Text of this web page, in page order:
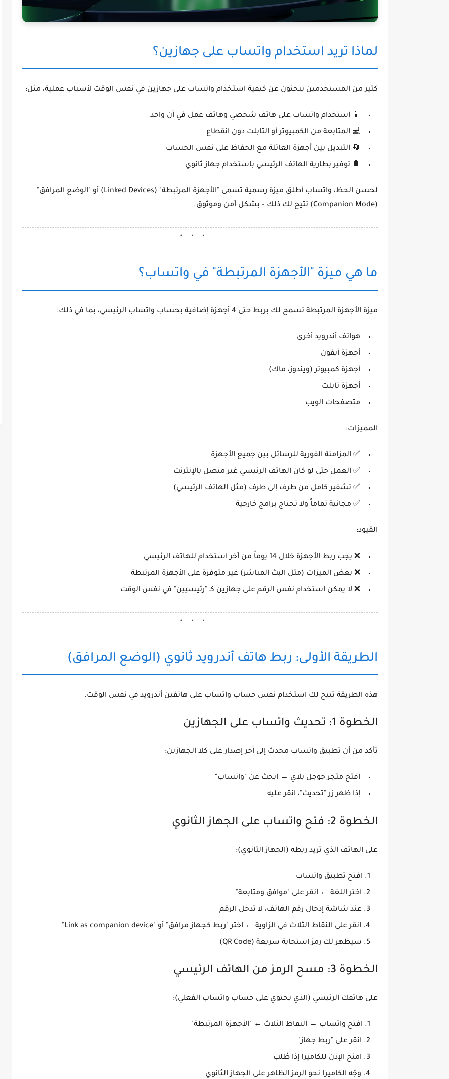
لماذا تريد استخدام واتساب على جهازين؟
كثير من المستخدمين يبحثون عن كيفية استخدام واتساب على جهازين في نفس الوقت لأسباب عملية، مثل:
📱 استخدام واتساب على هاتف شخصي وهاتف عمل في آن واحد
💻 المتابعة من الكمبيوتر أو التابلت دون انقطاع
🔄 التبديل بين أجهزة العائلة مع الحفاظ على نفس الحساب
🔋 توفير بطارية الهاتف الرئيسي باستخدام جهاز ثانوي
لحسن الحظ، واتساب أطلق ميزة رسمية تسمى "الأجهزة المرتبطة" (Linked Devices) أو "الوضع المرافق"
(Companion Mode)
تتيح لك ذلك – بشكل آمن وموثوق.
ما هي ميزة "الأجهزة المرتبطة" في واتساب؟
ميزة الأجهزة المرتبطة تسمح لك بربط حتى 4 أجهزة إضافية بحساب واتساب الرئيسي، بما في ذلك:
هواتف أندرويد أخرى
أجهزة آيفون
أجهزة كمبيوتر (ويندوز، ماك)
أجهزة تابلت
متصفحات الويب
المميزات:
✅ المزامنة الفورية للرسائل بين جميع الأجهزة
✅ العمل حتى لو كان الهاتف الرئيسي غير متصل بالإنترنت
✅ تشفير كامل من طرف إلى طرف (مثل الهاتف الرئيسي)
✅ مجانية تماماً ولا تحتاج برامج خارجية
القيود:
❌ يجب ربط الأجهزة خلال 14 يوماً من آخر استخدام للهاتف الرئيسي
❌ بعض الميزات (مثل البث المباشر) غير متوفرة على الأجهزة المرتبطة
❌ لا يمكن استخدام نفس الرقم على جهازين كـ "رئيسيين" في نفس الوقت
الطريقة الأولى: ربط هاتف أندرويد ثانوي (الوضع المرافق)
هذه الطريقة تتيح لك استخدام نفس حساب واتساب على هاتفين أندرويد في نفس الوقت.
الخطوة 1: تحديث واتساب على الجهازين
تأكد من أن تطبيق واتساب محدث إلى آخر إصدار على كلا الجهازين:
افتح متجر جوجل بلاي ← ابحث عن "واتساب"
إذا ظهر زر "تحديث"، انقر عليه
الخطوة 2: فتح واتساب على الجهاز الثانوي
على الهاتف الذي تريد ربطه (الجهاز الثانوي):
افتح تطبيق واتساب
اختر اللغة ← انقر على "موافق ومتابعة"
عند شاشة إدخال رقم الهاتف، لا تدخل الرقم
انقر على النقاط الثلاث في الزاوية ← اختر"ربط كجهاز مرافق" أو "Link as companion device"
سيظهر لك رمز استجابة سريعة (QR Code)
الخطوة 3: مسح الرمز من الهاتف الرئيسي
على هاتفك الرئيسي (الذي يحتوي على حساب واتساب الفعلي):
افتح واتساب ← النقاط الثلاث ← "الأجهزة المرتبطة"
انقر على "ربط جهاز"
امنح الإذن للكاميرا إذا طُلب
وجّه الكاميرا نحو الرمز الظاهر على الجهاز الثانوي